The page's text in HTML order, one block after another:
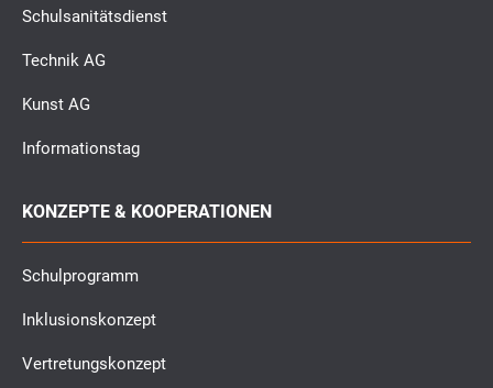
Schulsanitätsdienst
Technik AG
Kunst AG
Informationstag
KONZEPTE & KOOPERATIONEN
Schulprogramm
Inklusionskonzept
Vertretungskonzept